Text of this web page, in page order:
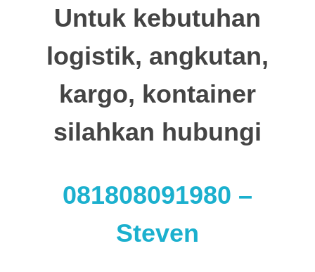
Untuk kebutuhan
logistik, angkutan,
kargo, kontainer
silahkan hubungi
081808091980 –
Steven